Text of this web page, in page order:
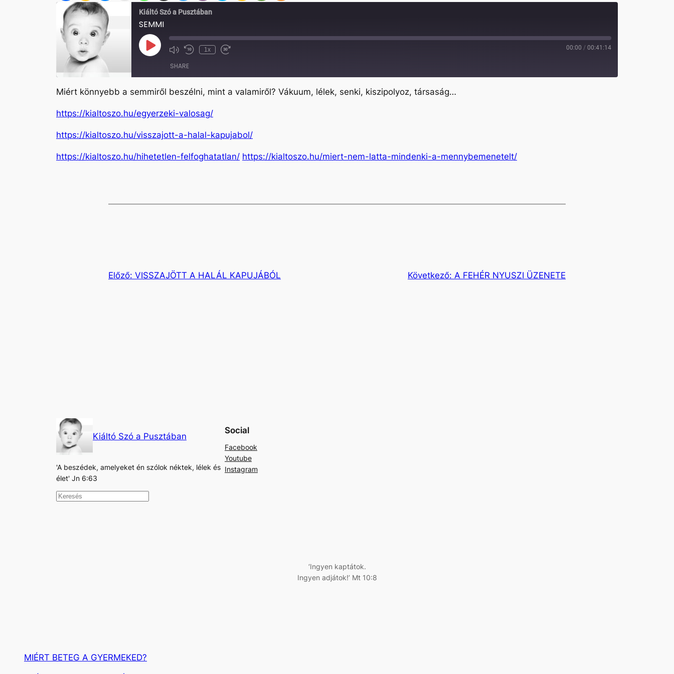
Kiáltó Szó a Pusztában
SEMMI
Play
Episode Mute/Unmute
Rewind
1x
Fast
00:00 / 00:41:14
SHARE
SHARE
LINK
EMBED
Miért könnyebb a semmiről beszélni, mint a valamiről? Vákuum, lélek, senki, kiszipolyoz, társaság…
https://kialtoszo.hu/egyerzeki-valosag/
https://kialtoszo.hu/visszajott-a-halal-kapujabol/
https://kialtoszo.hu/hihetetlen-felfoghatatlan/ https://kialtoszo.hu/miert-nem-latta-mindenki-a-mennybemenetelt/
Előző: VISSZAJÖTT A HALÁL KAPUJÁBÓL Következő: A FEHÉR NYUSZI ÜZENETE
Kiáltó Szó a Pusztában
'A beszédek, amelyeket én szólok néktek, lélek és
élet' Jn 6:63
K
Social
Facebook
Youtube
Instagram
‘Ingyen kaptátok.
Ingyen adjátok!’ Mt 10:8
MIÉRT BETEG A GYERMEKED?